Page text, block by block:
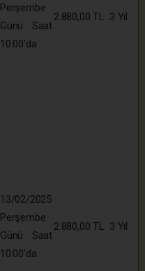
Perşembe
Günü Saat
10:00’da
2.880,00 TL 3 Yıl
13/02/2025
Perşembe
Günü Saat
10:00’da
2.880,00 TL 3 Yıl